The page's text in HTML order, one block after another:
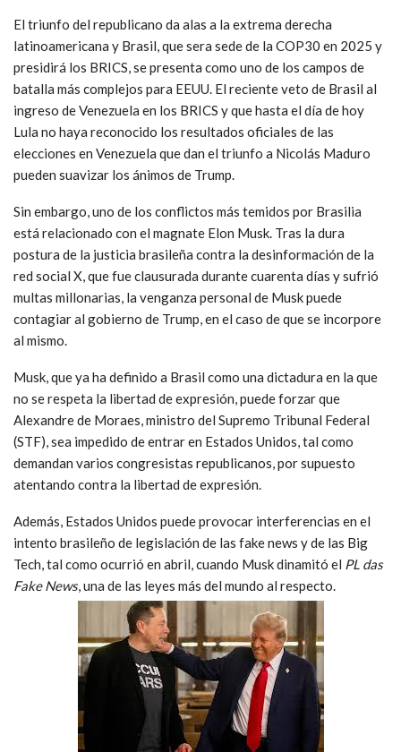
El triunfo del republicano da alas a la extrema derecha
latinoamericana y Brasil, que sera sede de la COP30 en 2025 y
presidirá los BRICS, se presenta como uno de los campos de
batalla más complejos para EEUU. El reciente veto de Brasil al
ingreso de Venezuela en los BRICS y que hasta el día de hoy
Lula no haya reconocido los resultados oficiales de las
elecciones en Venezuela que dan el triunfo a Nicolás Maduro
pueden suavizar los ánimos de Trump.
Sin embargo, uno de los conflictos más temidos por Brasilia
está relacionado con el magnate Elon Musk. Tras la dura
postura de la justicia brasileña contra la desinformación de la
red social X, que fue clausurada durante cuarenta días y sufrió
multas millonarias, la venganza personal de Musk puede
contagiar al gobierno de Trump, en el caso de que se incorpore
al mismo.
Musk, que ya ha definido a Brasil como una dictadura en la que
no se respeta la libertad de expresión, puede forzar que
Alexandre de Moraes, ministro del Supremo Tribunal Federal
(STF), sea impedido de entrar en Estados Unidos, tal como
demandan varios congresistas republicanos, por supuesto
atentando contra la libertad de expresión.
Además, Estados Unidos puede provocar interferencias en el
intento brasileño de legislación de las fake news y de las Big
Tech, tal como ocurrió en abril, cuando Musk dinamitó el PL das
Fake News, una de las leyes más del mundo al respecto.